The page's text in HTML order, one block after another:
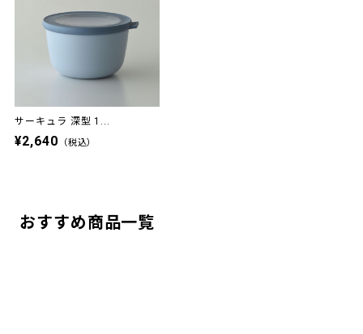
サーキュラ 深型 1...
¥2,640 （税込）
おすすめ商品一覧